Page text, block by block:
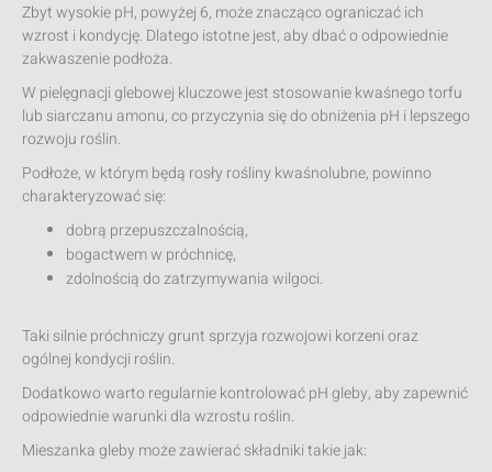
Zbyt wysokie pH, powyżej 6, może znacząco ograniczać ich
wzrost i kondycję. Dlatego istotne jest, aby dbać o odpowiednie
zakwaszenie podłoża.
W pielęgnacji glebowej kluczowe jest stosowanie kwaśnego torfu
lub siarczanu amonu, co przyczynia się do obniżenia pH i lepszego
rozwoju roślin.
Podłoże, w którym będą rosły rośliny kwaśnolubne, powinno
charakteryzować się:
dobrą przepuszczalnością,
bogactwem w próchnicę,
zdolnością do zatrzymywania wilgoci.
Taki silnie próchniczy grunt sprzyja rozwojowi korzeni oraz
ogólnej kondycji roślin.
Dodatkowo warto regularnie kontrolować pH gleby, aby zapewnić
odpowiednie warunki dla wzrostu roślin.
Mieszanka gleby może zawierać składniki takie jak: